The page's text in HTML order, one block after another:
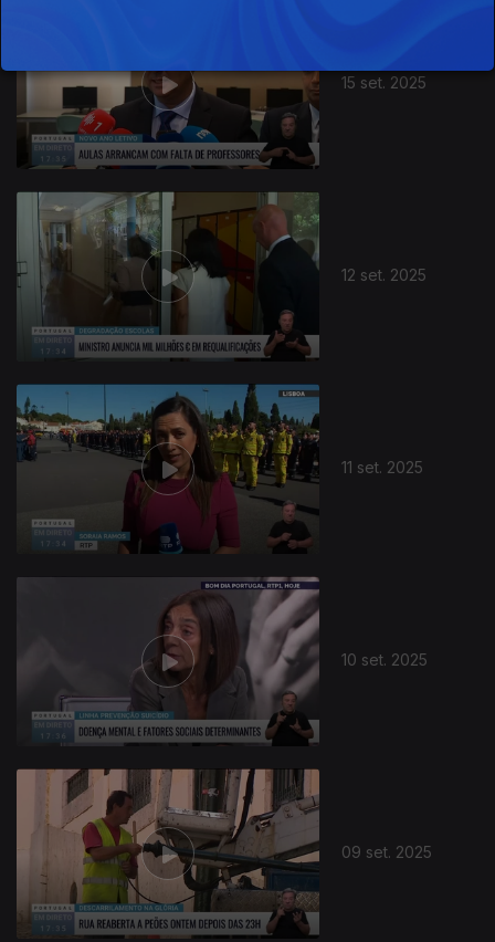
15 set. 2025
12 set. 2025
11 set. 2025
10 set. 2025
09 set. 2025